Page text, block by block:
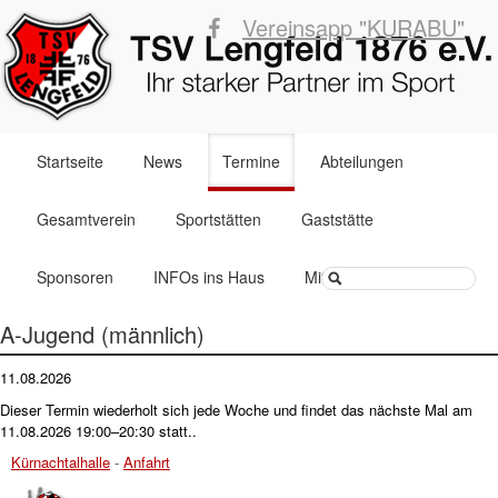
Vereinsapp "KURABU"
überspringen
Startseite News Termine Abteilungen
Gesamtverein Sportstätten Gaststätte
Sponsoren INFOs ins Haus Mitglied werden
Suchbegriffe
A-Jugend (männlich)
11.08.2026
Dieser Termin wiederholt sich jede Woche und findet das nächste Mal am
11.08.2026 19:00–20:30 statt..
Kürnachtalhalle - Anfahrt